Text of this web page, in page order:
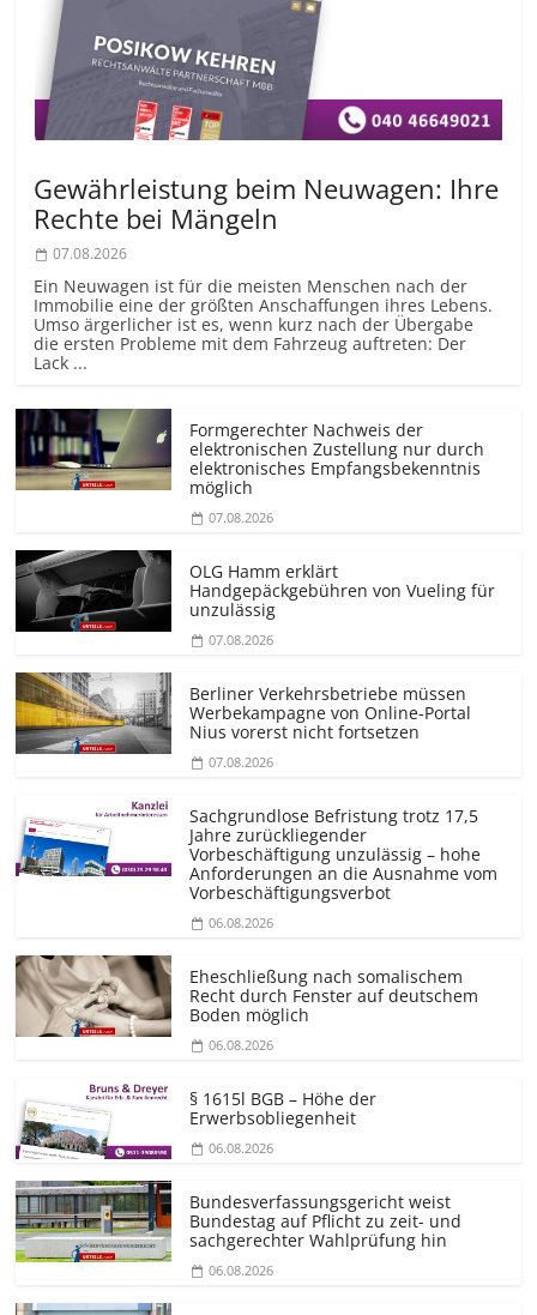
Gewährleistung beim Neuwagen: Ihre
Rechte bei Mängeln
07.08.2026
Ein Neuwagen ist für die meisten Menschen nach der
Immobilie eine der größten Anschaffungen ihres Lebens.
Umso ärgerlicher ist es, wenn kurz nach der Übergabe
die ersten Probleme mit dem Fahrzeug auftreten: Der
Lack ...
Formgerechter Nachweis der
elektronischen Zustellung nur durch
elektronisches Empfangsbekenntnis
möglich
07.08.2026
OLG Hamm erklärt
Handgepäckgebühren von Vueling für
unzulässig
07.08.2026
Berliner Verkehrsbetriebe müssen
Werbekampagne von Online-Portal
Nius vorerst nicht fortsetzen
07.08.2026
Sachgrundlose Befristung trotz 17,5
Jahre zurückliegender
Vorbeschäftigung unzulässig – hohe
Anforderungen an die Ausnahme vom
Vorbeschäf­tigungsverbot
06.08.2026
Eheschließung nach somalischem
Recht durch Fenster auf deutschem
Boden möglich
06.08.2026
§ 1615l BGB – Höhe der
Erwerbsobliegenheit
06.08.2026
Bundesver­fassungsgericht weist
Bundestag auf Pflicht zu zeit- und
sachgerechter Wahlprüfung hin
06.08.2026